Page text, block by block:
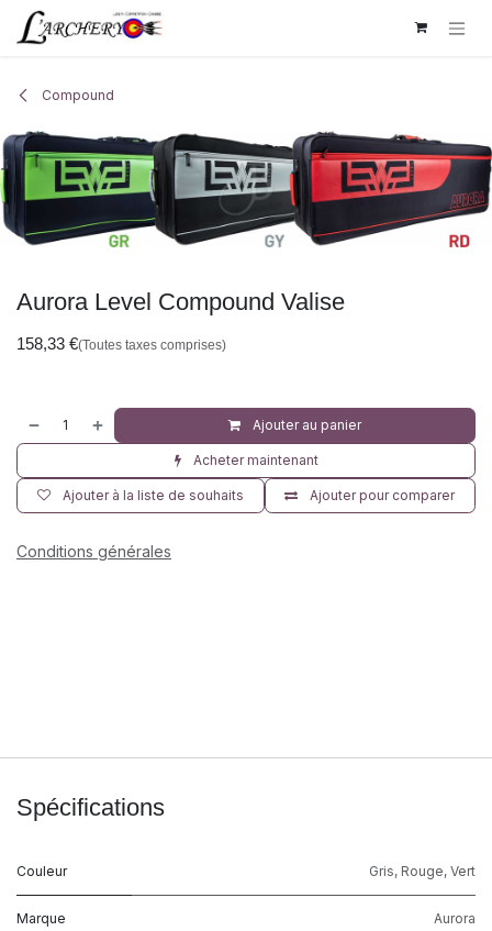
Se rendre au contenu
Compound
Aurora Level Compound Valise
158,33 €(Toutes taxes comprises)
Ajouter au panier
Acheter maintenant
Ajouter pour comparer
Ajouter à la liste de souhaits
Conditions générales
Spécifications
Couleur Gris, Rouge, Vert
Marque Aurora